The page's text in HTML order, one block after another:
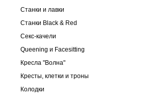
Станки и лавки
Станки Black & Red
Секс-качели
Queening и Facesitting
Кресла "Волна"
Кресты, клетки и троны
Колодки